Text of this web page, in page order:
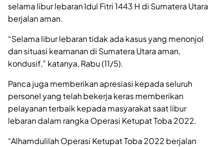
selama libur lebaran Idul Fitri 1443 H di Sumatera Utara
berjalan aman.
“Selama libur lebaran tidak ada kasus yang menonjol
dan situasi keamanan di Sumatera Utara aman,
kondusif,” katanya, Rabu (11/5).
Panca juga memberikan apresiasi kepada seluruh
personel yang telah bekerja keras memberikan
pelayanan terbaik kepada masyarakat saat libur
lebaran dalam rangka Operasi Ketupat Toba 2022.
“Alhamdulilah Operasi Ketupat Toba 2022 berjalan